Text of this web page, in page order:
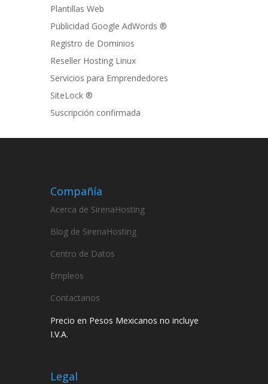
Plantillas Web
Publicidad Google AdWords ®
Registro de Dominios
Reseller Hosting Linux
Servicios para Emprendedores
SiteLock ®
Suscripción confirmada
Compañía
Acerca de SirenaHosting
Blog de SirenaHosting
Centro de Datos
Empleos
Contactanos
Precio en Pesos Mexicanos no incluye
I.V.A.
Legal